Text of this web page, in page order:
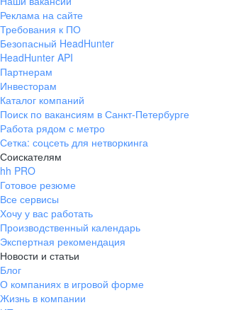
Реклама на сайте
Требования к ПО
Безопасный HeadHunter
HeadHunter API
Партнерам
Инвесторам
Каталог компаний
Поиск по вакансиям в Санкт-Петербурге
Работа рядом с метро
Сетка: соцсеть для нетворкинга
Соискателям
hh PRO
Готовое резюме
Все сервисы
Хочу у вас работать
Производственный календарь
Экспертная рекомендация
Новости и статьи
Блог
О компаниях в игровой форме
Жизнь в компании